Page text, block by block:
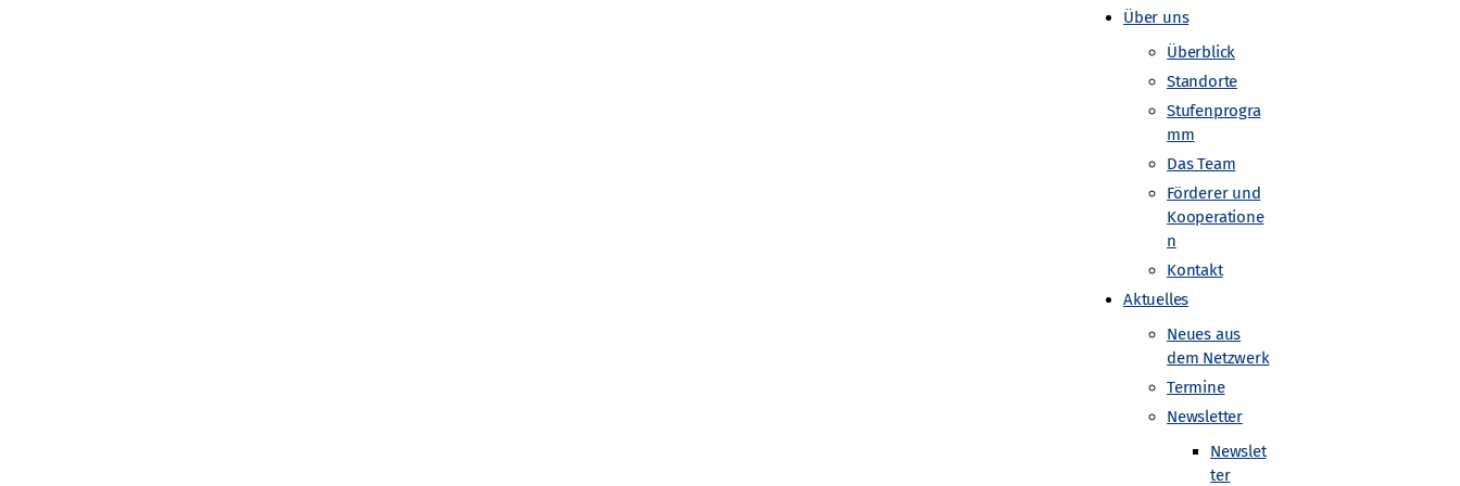
Über uns
Überblick
Standorte
Stufenprogra
mm
Das Team
Förderer und
Kooperatione
n
Kontakt
Aktuelles
Neues aus
dem Netzwerk
Termine
Newsletter
Newslet
ter